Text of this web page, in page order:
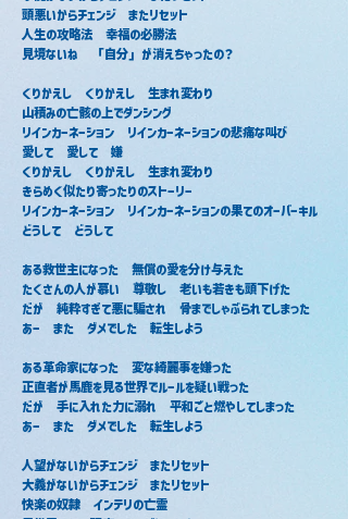
頭悪いからチェンジ　またリセット
人生の攻略法　幸福の必勝法
見境ないね　「自分」が消えちゃったの？
くりかえし　くりかえし　生まれ変わり
山積みの亡骸の上でダンシング
リインカーネーション　リインカーネーションの悲痛な叫び
愛して　愛して　嫌
くりかえし　くりかえし　生まれ変わり
きらめく似たり寄ったりのストーリー
リインカーネーション　リインカーネーションの果てのオーバーキル
どうして　どうして
ある救世主になった　無償の愛を分け与えた
たくさんの人が慕い　尊敬し　老いも若きも頭下げた
だが　純粋すぎて悪に騙され　骨までしゃぶられてしまった
あー　また　ダメでした　転生しよう
ある革命家になった　変な綺麗事を嫌った
正直者が馬鹿を見る世界でルールを疑い戦った
だが　手に入れた力に溺れ　平和ごと燃やしてしまった
あー　また　ダメでした　転生しよう
人望がないからチェンジ　またリセット
大義がないからチェンジ　またリセット
快楽の奴隷　インテリの亡霊